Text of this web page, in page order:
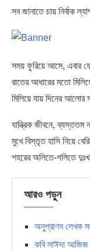
সব জানাতে চায় নির্বাক
সময় ফুরিয়ে আসে, এবার
রাতের আধারের মতো
মিলিয়ে যায় দিনের আলোর
যান্ত্রিক জীবনে, ব্যস্ততম
মুখে বিস্তৃত হাসি নিয়ে
শহরের অলিতে-গলিতে
আরও পড়ুন
অনুপ্রাণন লেখক
কবি সাঈদা আজিজ